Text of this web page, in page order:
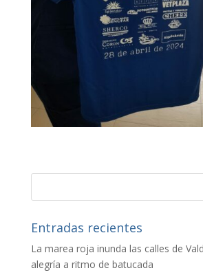
Entradas recientes
La marea roja inunda las calles de
alegría a ritmo de batucada